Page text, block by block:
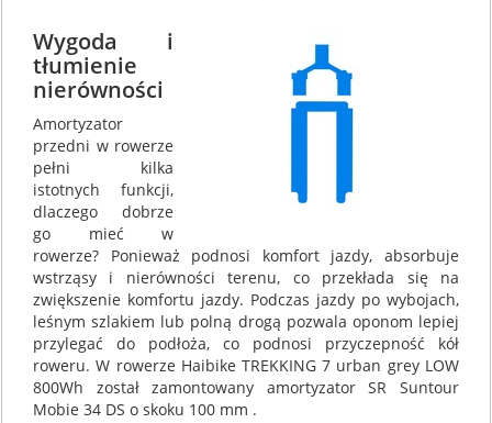
Wygoda i
tłumienie
nierówności
Amortyzator
przedni w rowerze
pełni kilka
istotnych funkcji,
dlaczego dobrze
go mieć w
rowerze? Ponieważ podnosi komfort jazdy, absorbuje
wstrząsy i nierówności terenu, co przekłada się na
zwiększenie komfortu jazdy. Podczas jazdy po wybojach,
leśnym szlakiem lub polną drogą pozwala oponom lepiej
przylegać do podłoża, co podnosi przyczepność kół
roweru. W rowerze Haibike TREKKING 7 urban grey LOW
800Wh został zamontowany amortyzator SR Suntour
Mobie 34 DS o skoku 100 mm .